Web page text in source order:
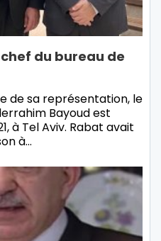
du bureau de
de sa représentation, le
Bayoud est
à Tel Aviv. Rabat avait
à…